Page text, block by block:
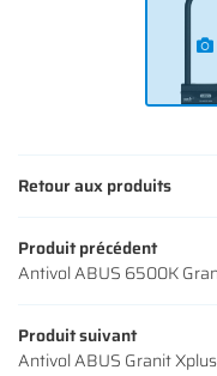
Retour aux produits
Produit précédent
Antivol ABUS 6500K
Produit suivant
Antivol ABUS Granit